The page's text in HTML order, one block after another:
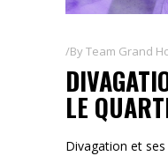
ByTeam Grand
LE
Divagation et